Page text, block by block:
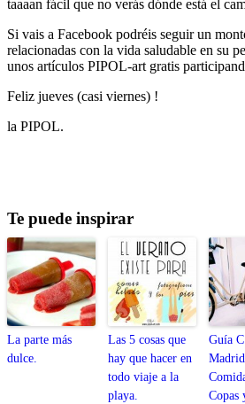
taaaan fácil que no verás dónde está el
Si vais a Facebook podréis seguir un
relacionadas con la vida saludable en su
unos artículos PIPOL-art gratis
Feliz jueves (casi viernes) !
la PIPOL.
Te puede inspirar
La parte más
dulce.
Las 5 cosas que
hay que hacer en
todo viaje a la
playa.
Guía
Copas